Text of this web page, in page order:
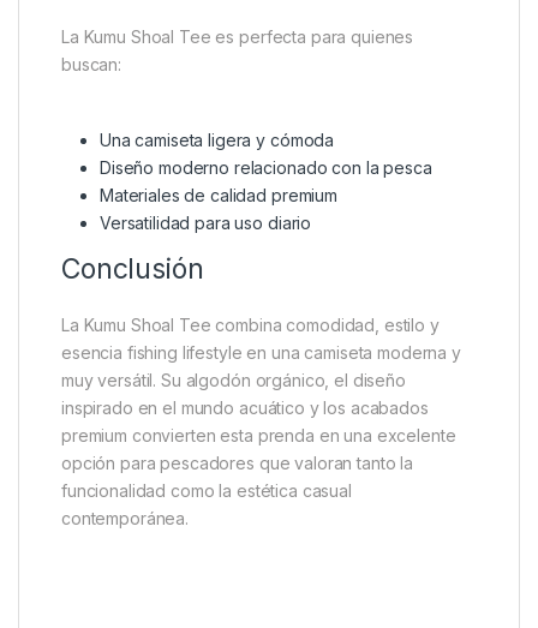
La Kumu Shoal Tee es perfecta para quienes
buscan:
Una camiseta ligera y cómoda
Diseño moderno relacionado con la pesca
Materiales de calidad premium
Versatilidad para uso diario
Conclusión
La Kumu Shoal Tee combina comodidad, estilo y
esencia fishing lifestyle en una camiseta moderna y
muy versátil. Su algodón orgánico, el diseño
inspirado en el mundo acuático y los acabados
premium convierten esta prenda en una excelente
opción para pescadores que valoran tanto la
funcionalidad como la estética casual
contemporánea.